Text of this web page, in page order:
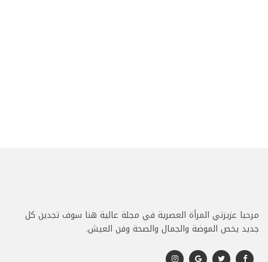
مرحبا عزيزتي المرأة العصرية في مجلة عالية هنا سوف تجدين كل
جديد يخص الموضة والجمال والصحة وفن العيش.